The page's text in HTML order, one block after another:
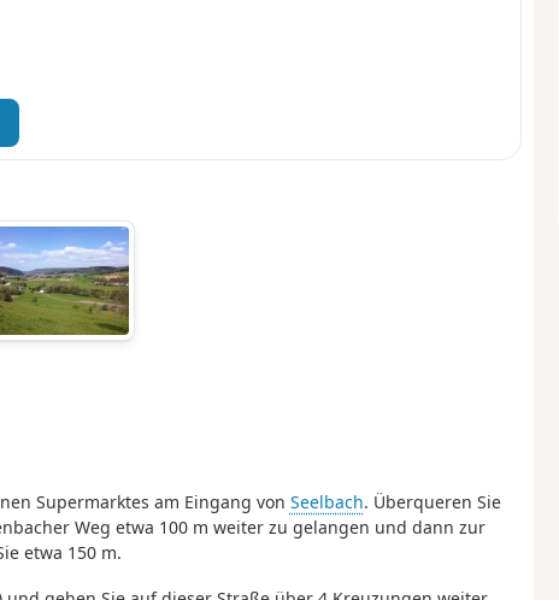
Supermarktes am Eingang von Seelbach. Überqueren Sie
Weg etwa 100 m weiter zu gelangen und dann zur
etwa 150 m.